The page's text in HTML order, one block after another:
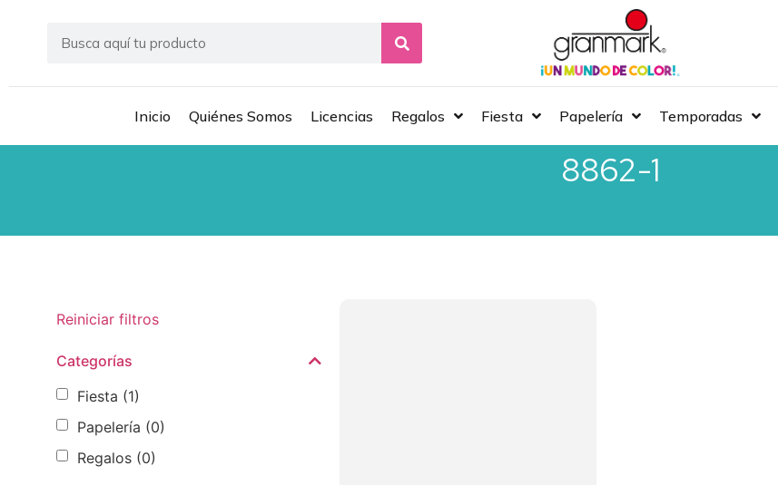
Inicio Quiénes Somos Licencias Regalos Fiesta Papelería Temporadas
8862-1
Reiniciar filtros
Categorías
Fiesta (1)
Papelería (0)
Regalos (0)